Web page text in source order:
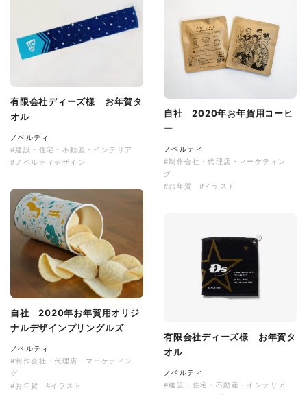
有限会社ディーズ様 お年賀タ
オル
ノベルティ
#建設・住宅・不動産・インテリア
#ノベルティデザイン
自社 2020年お年賀用コーヒ
ー
ノベルティ
#制作会社・代理店・マーケティン
グ
#お年賀
#イラスト
自社 2020年お年賀用オリジ
ナルデザインプリングルズ
ノベルティ
#制作会社・代理店・マーケティン
グ
#お年賀
#イラスト
有限会社ディーズ様 お年賀タ
オル
ノベルティ
#建設・住宅・不動産・インテリア